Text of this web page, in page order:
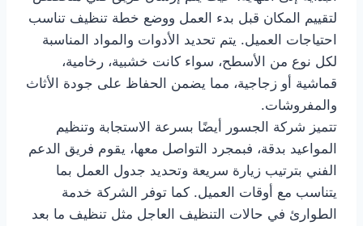
لتقييم المكان قبل بدء العمل ووضع خطة تنظيف تناسب
احتياجات العميل. يتم تحديد الأدوات والمواد المناسبة
لكل نوع من الأسطح، سواء كانت خشبية، رخامية،
قماشية أو زجاجية، مما يضمن الحفاظ على جودة الأثاث
والمفروشات.
تتميز شركة الجسور أيضًا بسرعة الاستجابة وتنظيم
المواعيد بدقة، فبمجرد التواصل معها، يقوم فريق الدعم
الفني بترتيب زيارة سريعة وتحديد جدول العمل بما
يتناسب مع أوقات العميل. كما توفر الشركة خدمة
الطوارئ في حالات التنظيف العاجل مثل تنظيف ما بعد